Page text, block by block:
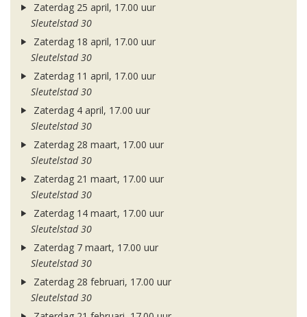
Zaterdag 25 april, 17.00 uur
Sleutelstad 30
Zaterdag 18 april, 17.00 uur
Sleutelstad 30
Zaterdag 11 april, 17.00 uur
Sleutelstad 30
Zaterdag 4 april, 17.00 uur
Sleutelstad 30
Zaterdag 28 maart, 17.00 uur
Sleutelstad 30
Zaterdag 21 maart, 17.00 uur
Sleutelstad 30
Zaterdag 14 maart, 17.00 uur
Sleutelstad 30
Zaterdag 7 maart, 17.00 uur
Sleutelstad 30
Zaterdag 28 februari, 17.00 uur
Sleutelstad 30